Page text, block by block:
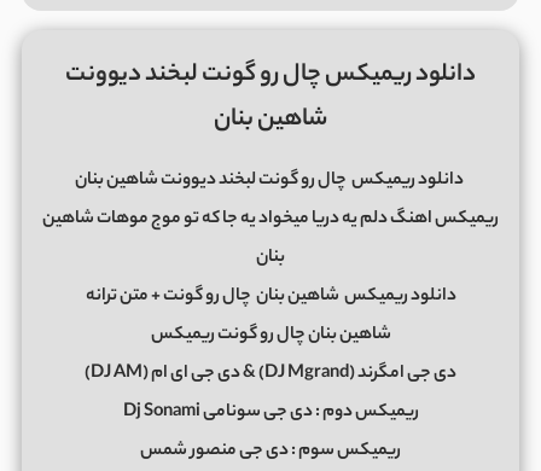
دانلود ریمیکس چال رو گونت لبخند دیوونت
شاهین بنان
دانلود ریمیکس چال رو گونت لبخند دیوونت شاهین بنان
ریمیکس اهنگ دلم یه دریا میخواد یه جا که تو موج موهات شاهین
بنان
دانلود ریمیکس شاهین بنان چال رو گونت + متن ترانه
شاهین بنان چال رو گونت ریمیکس
دی جی امگرند (DJ Mgrand) & دی جی ای ام (DJ AM)
ریمیکس دوم : دی جی سونامی Dj Sonami
ریمیکس سوم : دی جی منصور شمس